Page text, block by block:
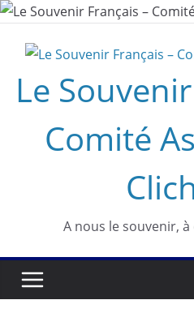
Passer
contenu
Le
Comité
A nous le souvenir,